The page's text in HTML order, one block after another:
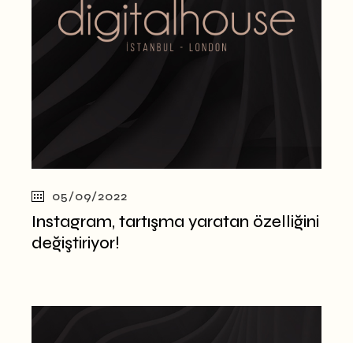
05/09/2022
Instagram, tartışma yaratan özelliğini
değiştiriyor!